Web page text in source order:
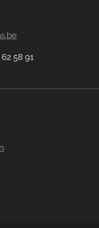
58 91